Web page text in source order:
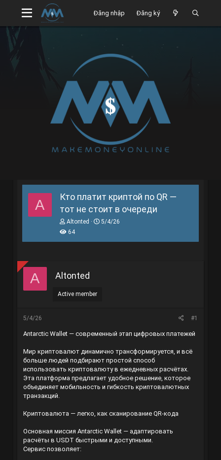
Đăng nhập Đăng ký
Кто платит криптой по QR —
тот не стоит в очереди
A
T
h
t
r
Altonted
N
5/4/26
64
A Altonted
Active member
5/4/26 #1
Antarctic Wallet — современный этап цифровых платежей
Мир криптовалют динамично трансформируется, и всё
больше людей подбирают простой способ
использовать криптовалюту в ежедневных расчётах.
Эта платформа предлагает удобное решение, которое
объединяет мобильность и гибкость криптовалютных
транзакций.
Криптовалюта — легко, как сканирование QR-кода
Основная миссия Antarctic Wallet — адаптировать
расчёты в USDT быстрыми и доступными.
Сервис позволяет: